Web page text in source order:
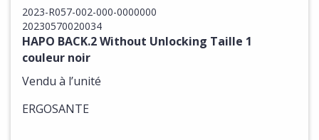
2023-R057-002-000-0000000
20230570020034
HAPO BACK.2 Without Unlocking Taille 1
couleur noir
Vendu à l’unité
ERGOSANTE